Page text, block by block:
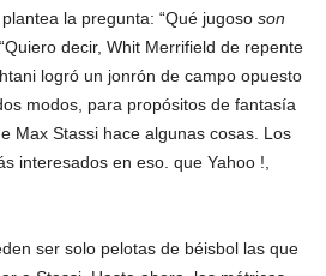
la pregunta: “Qué jugoso son
decir, Whit Merrifield de repente
logró un jonrón de campo opuesto
modos, para propósitos de fantasía
Max Stassi hace algunas cosas. Los
interesados ​​en eso. que Yahoo !,
ser solo pelotas de béisbol las que